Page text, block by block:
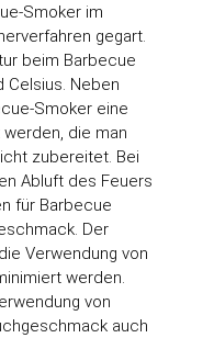
Smoker im
gegart.
beim Barbecue
Celsius. Neben
Smoker eine
die man
zubereitet. Bei
Abluft des Feuers
für Barbecue
Der
Verwendung von
werden.
von
auch